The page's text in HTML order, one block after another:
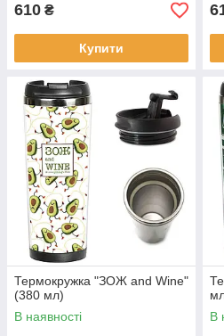
610 ₴
Купити
Термокружка "ЗОЖ and Wine"
(380 мл)
В наявності
В